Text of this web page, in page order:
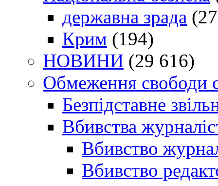
державна зрада
Крим (194)
НОВИНИ (29 616)
Обмеження свободи
Безпідставне
Вбивства
Вбивство
Вбивство